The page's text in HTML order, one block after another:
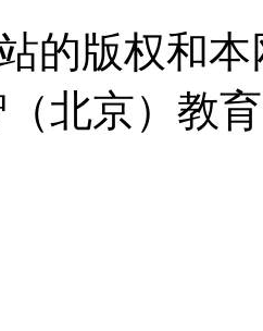
的版权和
北京）教